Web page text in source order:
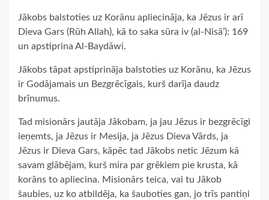
Jākobs balstoties uz Korānu apliecināja, ka Jēzus ir arī
Dieva Gars (Rūh Allah), kā to saka sūra iv (al-Nisā’): 169
un apstiprina Al-Baydāwi.
Jākobs tāpat apstiprināja balstoties uz Korānu, ka Jēzus
ir Godājamais un Bezgrēcīgais, kurš darīja daudz
brīnumus.
Tad misionārs jautāja Jākobam, ja jau Jēzus ir bezgrēcīgi
ieņemts, ja Jēzus ir Mesija, ja Jēzus Dieva Vārds, ja
Jēzus ir Dieva Gars, kāpēc tad Jākobs netic Jēzum kā
savam glābējam, kurš mira par grēkiem pie krusta, kā
korāns to apliecina. Misionārs teica, vai tu Jākob
šaubies, uz ko atbildēja, ka šauboties gan, jo trīs pantiņi